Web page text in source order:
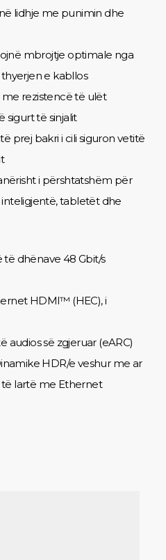
lidhje me punimin dhe
mbrojtje optimale nga
e kabllos
rezistencë të ulët
sigurt të sinjalit
prej bakri i cili siguron vetitë
i përshtatshëm për
tabletët dhe
të dhënave 48 Gbit/s
HDMI™ (HEC), i
audios së zgjeruar (eARC)
HDR/e veshur me ar
të lartë me Ethernet